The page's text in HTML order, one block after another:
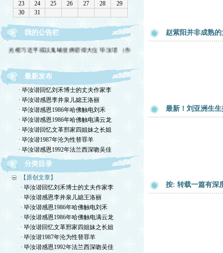
我的公告栏
光棍习近平或以鬼蜮伎俩窃得大位 毕汝谐 （作
最新发布
· 毕汝谐回忆刘禾博士的丈夫作家李
· 毕汝谐感恩李井泉儿媳王洛丽
· 毕汝谐感恩1986年哈佛触电刘禾
· 毕汝谐感恩1986年哈佛触电满云龙
· 毕汝谐回忆文革邢家四姐妹之长姐
· 毕汝谐1987年沦为性替罪羊
· 毕汝谐感恩1992年法兰西深吻吴佳
分类目录
【原创文章】
· 毕汝谐回忆刘禾博士的丈夫作家李
· 毕汝谐感恩李井泉儿媳王洛丽
· 毕汝谐感恩1986年哈佛触电刘禾
· 毕汝谐感恩1986年哈佛触电满云龙
· 毕汝谐回忆文革邢家四姐妹之长姐
· 毕汝谐1987年沦为性替罪羊
· 毕汝谐感恩1992年法兰西深吻吴佳
赵紫阳并非成熟
最新！刘亚洲生
按: 转载一篇有深